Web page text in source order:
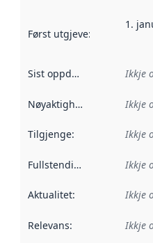
Først utgjeve: Denne
1.
Sist oppdatert Ikkje
Nøyaktigheit Ikkje
Tilgjenge: Ikkje
Fullstendigheit Ikkje
Aktualitet: Ikkje
Relevans: Ikkje